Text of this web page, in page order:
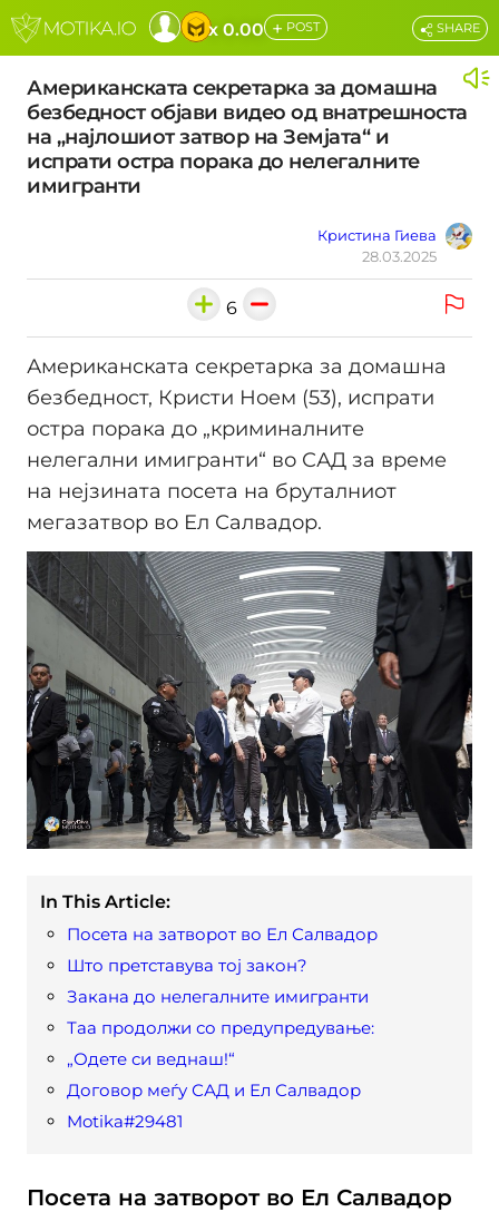
x 0.00 + POST
Американската секретарка за домашна
безбедност објави видео од внатрешноста
на „најлошиот затвор на Земјата“ и
испрати остра порака до нелегалните
имигранти
Кристина Гиева
28.03.2025
SHARE
6
Американската секретарка за домашна
безбедност, Кристи Ноем (53), испрати
остра порака до „криминалните
нелегални имигранти“ во САД за време
на нејзината посета на бруталниот
мегазатвор во Ел Салвадор.
In This Article:
Посета на затворот во Ел Салвадор
Што претставува тој закон?
Закана до нелегалните имигранти
Таа продолжи со предупредување:
„Одете си веднаш!“
Договор меѓу САД и Ел Салвадор
Motika#29481
Посета на затворот во Ел Салвадор